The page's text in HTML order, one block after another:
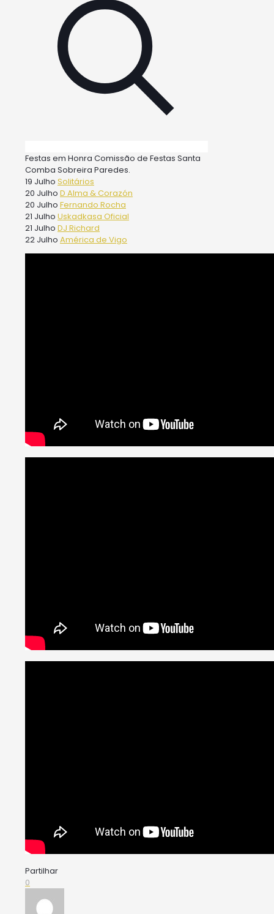
Festas em Honra Comissão de Festas Santa
Comba Sobreira Paredes.
19 Julho Solitários
20 Julho D Alma & Corazón
20 Julho Fernando Rocha
21 Julho Uskadkasa Oficial
21 Julho DJ Richard
22 Julho América de Vigo
Partilhar
0